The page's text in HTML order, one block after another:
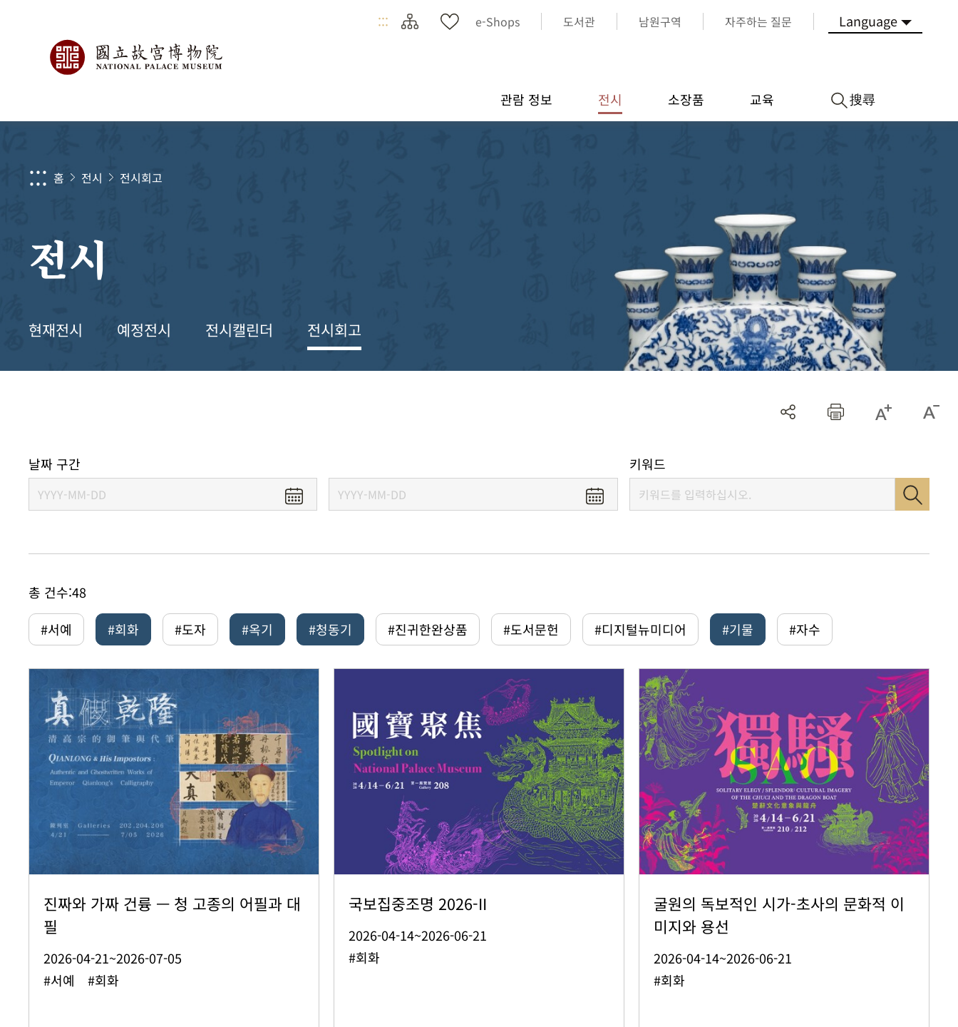
::: e-Shops 도서관 남원구역 자주하는 질문 Language
관람 정보 전시 소장품 교육 搜尋
::: 홈 전시 전시회고
전시
현재전시 예정전시 전시캘린더 전시회고
날짜 구간 키워드
총 건수:48
#서예
#회화 #도자 #옥기 #청동기 #진귀한완상품 #도서문헌 #디지털뉴미디어 #기물 #자수
진짜와 가짜 건륭 — 청 고종의 어필과 대
필
2026-04-21~2026-07-05
#서예 #회화
국보집중조명 2026-II
2026-04-14~2026-06-21
#회화
굴원의 독보적인 시가-초사의 문화적 이
미지와 용선
2026-04-14~2026-06-21
#회화